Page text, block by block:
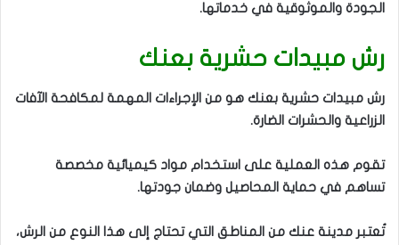
الجودة والموثوقية في خدماتها.
رش مبيدات حشرية بعنك
رش مبيدات حشرية بعنك هو من الإجراءات المهمة لمكافحة الآفات
الزراعية والحشرات الضارة.
تقوم هذه العملية على استخدام مواد كيميائية مخصصة
تساهم في حماية المحاصيل وضمان جودتها.
تُعتبر مدينة عنك من المناطق التي تحتاج إلى هذا النوع من الرش،